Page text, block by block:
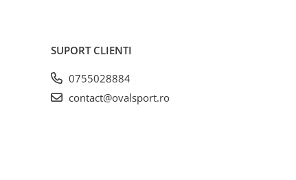
SUPORT CLIENTI
0755028884
contact@ovalsport.ro